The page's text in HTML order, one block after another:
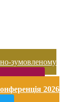
зумовленому
2026